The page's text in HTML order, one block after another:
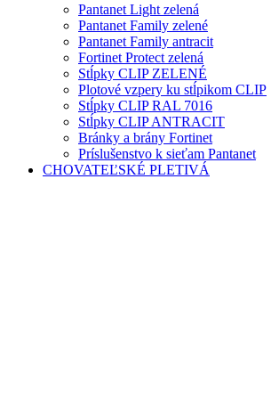
Pantanet Light zelená
Pantanet Family zelené
Pantanet Family antracit
Fortinet Protect zelená
Stĺpky CLIP ZELENÉ
Plotové vzpery ku stĺpikom CLIP
Stĺpky CLIP RAL 7016
Stĺpky CLIP ANTRACIT
Bránky a brány Fortinet
Príslušenstvo k sieťam Pantanet
CHOVATEĽSKÉ PLETIVÁ